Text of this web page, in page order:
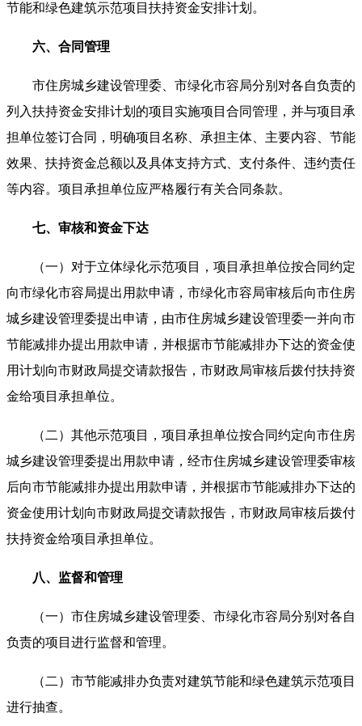
节能和绿色建筑示范项目扶持资金安排计划。
六、合同管理
市住房城乡建设管理委、市绿化市容局分别对各自负责的
列入扶持资金安排计划的项目实施项目合同管理，并与项目承
担单位签订合同，明确项目名称、承担主体、主要内容、节能
效果、扶持资金总额以及具体支持方式、支付条件、违约责任
等内容。项目承担单位应严格履行有关合同条款。
七、审核和资金下达
（一）对于立体绿化示范项目，项目承担单位按合同约定
向市绿化市容局提出用款申请，市绿化市容局审核后向市住房
城乡建设管理委提出申请，由市住房城乡建设管理委一并向市
节能减排办提出用款申请，并根据市节能减排办下达的资金使
用计划向市财政局提交请款报告，市财政局审核后拨付扶持资
金给项目承担单位。
（二）其他示范项目，项目承担单位按合同约定向市住房
城乡建设管理委提出用款申请，经市住房城乡建设管理委审核
后向市节能减排办提出用款申请，并根据市节能减排办下达的
资金使用计划向市财政局提交请款报告，市财政局审核后拨付
扶持资金给项目承担单位。
八、监督和管理
（一）市住房城乡建设管理委、市绿化市容局分别对各自
负责的项目进行监督和管理。
（二）市节能减排办负责对建筑节能和绿色建筑示范项目
进行抽查。